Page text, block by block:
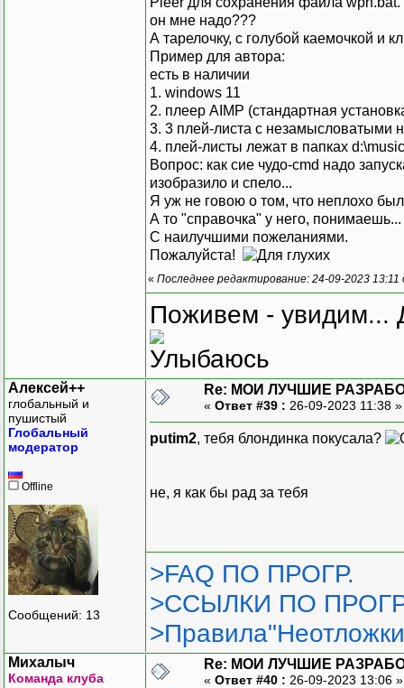
он мне надо???
А тарелочку, с голубой каемочкой и
Пример для автора:
есть в наличии
1. windows 11
2. плеер AIMP (стандартная
3. 3 плей-листа с незамысловатыми
4. плей-листы лежат в папках
Вопрос: как сие чудо-cmd надо
изобразило и спело...
Я уж не говою о том, что неплохо
А то "справочка" у него,
С наилучшими пожеланиями.
Пожалуйста!
« Последнее редактирование: 24-09-2023
Поживем - увидим...
Алексей++
глобальный и
пушистый
Глобальный
модератор
Offline
Сообщений: 13
Re: МОИ ЛУЧШИЕ
« Ответ #39 : 26-09-2023 11:38
putim2, тебя блондинка покусала?
не, я как бы рад за тебя
>FAQ ПО ПРОГР.
>ССЫЛКИ ПО
Михалыч
Команда клуба
Re: МОИ ЛУЧШИЕ
« Ответ #40 : 26-09-2023 13:06